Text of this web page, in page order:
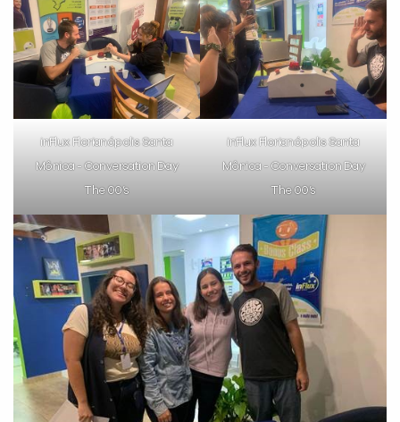
inFlux Florianópolis Santa
Mônica - Conversation Day
The 00’s
inFlux Florianópolis Santa
Mônica - Conversation Day
The 00’s
VOLTAR